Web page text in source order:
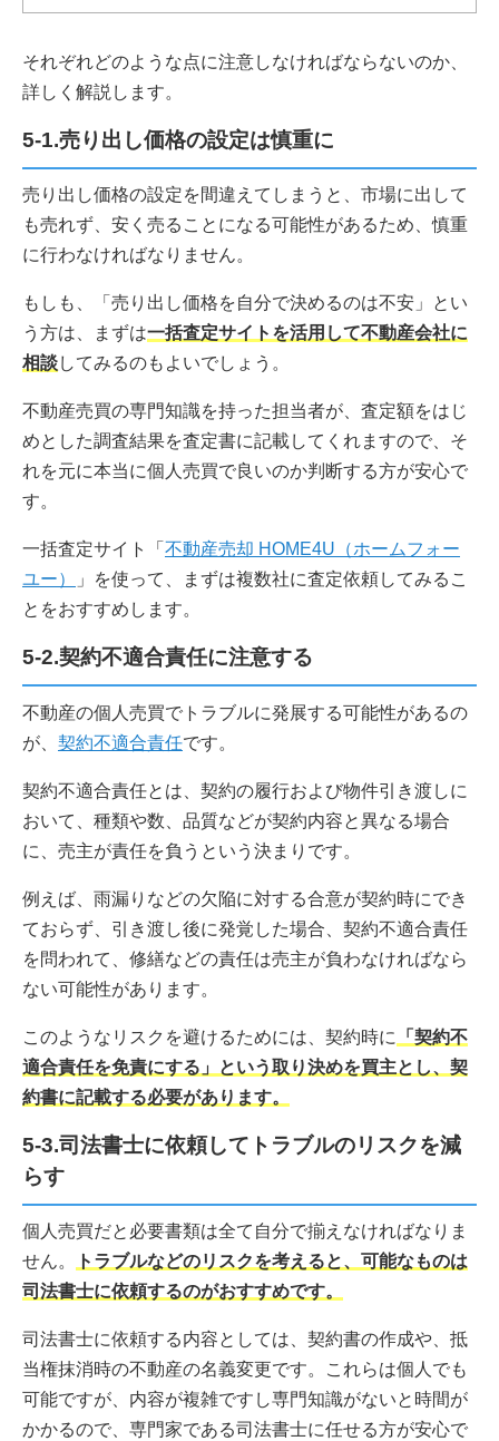
それぞれどのような点に注意しなければならないのか、
詳しく解説します。
5-1.売り出し価格の設定は慎重に
売り出し価格の設定を間違えてしまうと、市場に出して
も売れず、安く売ることになる可能性があるため、慎重
に行わなければなりません。
もしも、「売り出し価格を自分で決めるのは不安」とい
う方は、まずは一括査定サイトを活用して不動産会社に
相談してみるのもよいでしょう。
不動産売買の専門知識を持った担当者が、査定額をはじ
めとした調査結果を査定書に記載してくれますので、そ
れを元に本当に個人売買で良いのか判断する方が安心で
す。
一括査定サイト「 不動産売却 HOME4U（ホームフォー
ユー）
」を使って、まずは複数社に査定依頼してみるこ
とをおすすめします。
5-2.契約不適合責任に注意する
不動産の個人売買でトラブルに発展する可能性があるの
が、 契約不適合責任です。
契約不適合責任とは、契約の履行および物件引き渡しに
おいて、種類や数、品質などが契約内容と異なる場合
に、売主が責任を負うという決まりです。
例えば、雨漏りなどの欠陥に対する合意が契約時にでき
ておらず、引き渡し後に発覚した場合、契約不適合責任
を問われて、修繕などの責任は売主が負わなければなら
ない可能性があります。
このようなリスクを避けるためには、契約時に
「契約不
適合責任を免責にする」という取り決めを買主とし、契
約書に記載する必要があります。
5-3.司法書士に依頼してトラブルのリスクを減
らす
個人売買だと必要書類は全て自分で揃えなければなりま
せん。
トラブルなどのリスクを考えると、可能なものは
司法書士に依頼するのがおすすめです。
司法書士に依頼する内容としては、契約書の作成や、抵
当権抹消時の不動産の名義変更です。これらは個人でも
可能ですが、内容が複雑ですし専門知識がないと時間が
かかるので、専門家である司法書士に任せる方が安心で